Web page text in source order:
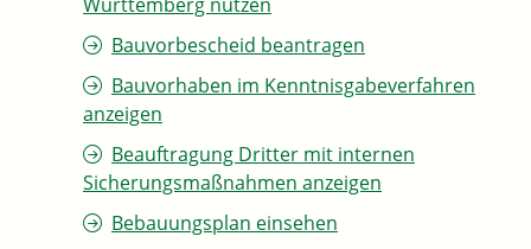
Bauvorbescheid beantragen
Bauvorhaben im Kenntnisgabeverfahren
anzeigen
Beauftragung Dritter mit internen
Sicherungsmaßnahmen anzeigen
Bebauungsplan einsehen